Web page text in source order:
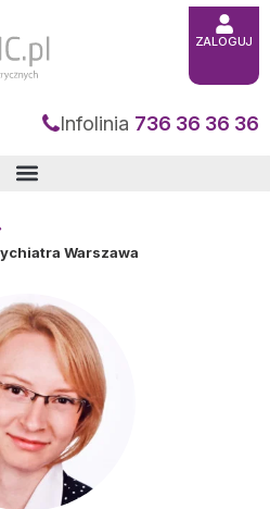
Infolinia 736 36 36 36
ZALOGUJ
Warszawa